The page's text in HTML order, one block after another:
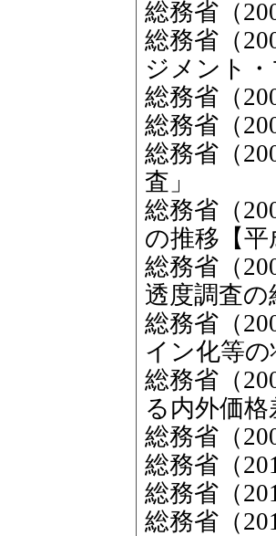
総務省（
総務省（
ジメント
総務省（
総務省（
総務省（
査」
総務省（
の推移【平
総務省（
透度調査の
総務省（
イン化等
総務省（
る内外価
総務省（
総務省（
総務省（
総務省（